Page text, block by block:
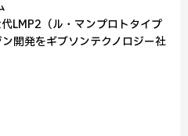
LMP2（ル・マンプロトタイプ
開発をギブソンテクノロジー社